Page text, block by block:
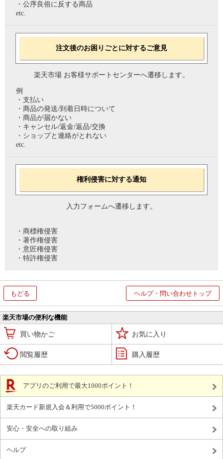
・公序良俗に反する商品
etc.
注文後のお困りごとに対するご意見
楽天市場 お客様サポートセンターへ遷移します。
例
・支払い
・商品の発送/到着日時について
・商品が届かない
・キャンセル/返金/返品/交換
・ショップと連絡がとれない
etc.
権利侵害に対する通知
入力フォームへ遷移します。
・商標権侵害
・著作権侵害
・意匠権侵害
・特許権侵害
もどる ヘルプ・問い合わせトップ
楽天市場の便利な機能
買い物かご お気に入り
閲覧履歴 購入履歴
アプリのご利用で最大1000ポイント！
楽天カード新規入会＆利用で5000ポイント！
安心・安全への取り組み
ヘルプ